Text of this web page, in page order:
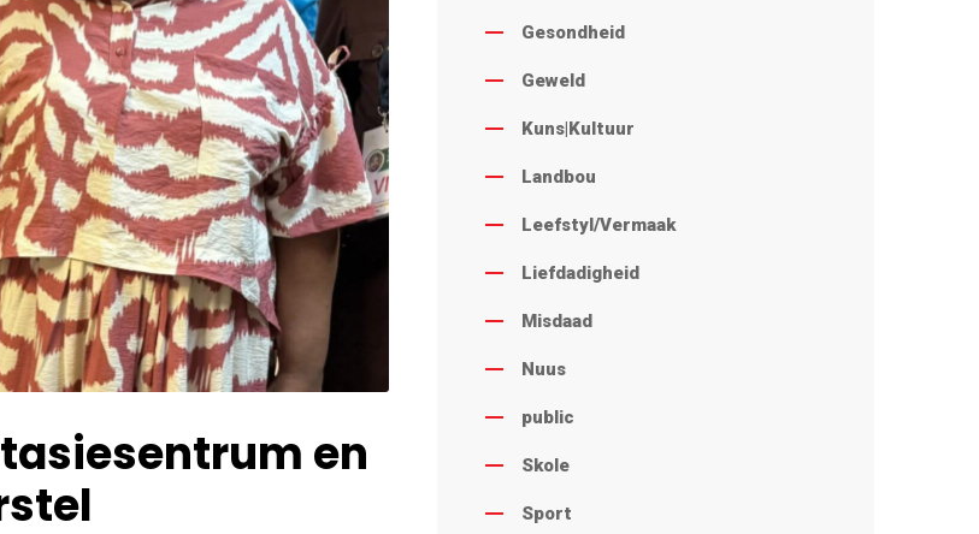
en
Gesondheid
Geweld
Kuns|Kultuur
Landbou
Leefstyl/Vermaak
Liefdadigheid
Misdaad
Nuus
public
Skole
Sport